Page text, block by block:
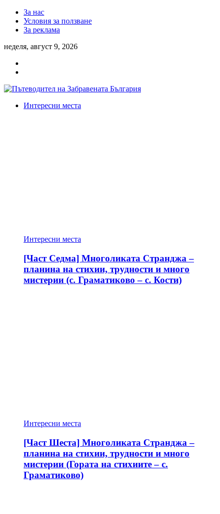
За нас
Условия за ползване
За реклама
неделя, август 9, 2026
Интересни места
Интересни места
[Част Седма] Многоликата Странджа –
планина на стихии, трудности и много
мистерии (с. Граматиково – с. Кости)
Интересни места
[Част Шеста] Многоликата Странджа –
планина на стихии, трудности и много
мистерии (Гората на стихиите – с.
Граматиково)